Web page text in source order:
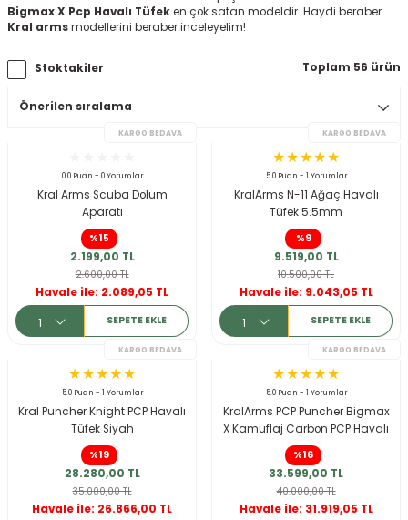
Mermisi
Bigmax X Pcp Havalı Tüfeken çok satan modeldir. Haydi beraber
Kral armsmodellerini beraber inceleyelim!
Stoktakiler Toplam 56 ürün
0.0 Puan - 0 Yorumlar
Kral Arms Scuba Dolum
Aparatı
%15
2.199,00 TL
2.600,00 TL
Havale ile: 2.089,05 TL
SEPETE EKLE
5.0 Puan - 1 Yorumlar
KralArms N-11 Ağaç Havalı
Tüfek 5.5mm
%9
9.519,00 TL
10.500,00 TL
Havale ile: 9.043,05 TL
SEPETE EKLE
5.0 Puan - 1 Yorumlar
Kral Puncher Knight PCP Havalı
Tüfek Siyah
%19
28.280,00 TL
35.000,00 TL
Havale ile: 26.866,00 TL
5.0 Puan - 1 Yorumlar
KralArms PCP Puncher Bigmax
X Kamuflaj Carbon PCP Havalı
Tüfek
%16
33.599,00 TL
40.000,00 TL
Havale ile: 31.919,05 TL